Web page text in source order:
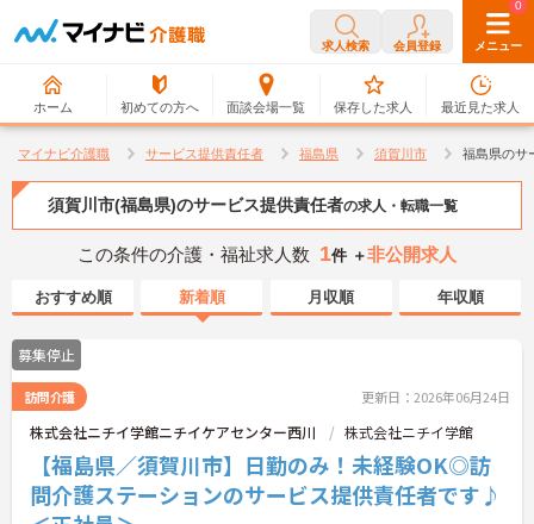
求人検索 会員登録 メニュー
ホーム 初めての方へ 面談会場一覧
0
保存した求人
0
最近見た求人
マイナビ介護職 サービス提供責任者 福島県 須賀川市 福島県のサ
須賀川市(福島県)のサービス提供責任者の求人・転職一覧
この条件の介護・福祉求人数 1件 ＋非公開求人
おすすめ順 新着順 月収順 年収順
募集停止
訪問介護 更新日：2026年06月24日
株式会社ニチイ学館ニチイケアセンター西川 株式会社ニチイ学館
【福島県／須賀川市】日勤のみ！未経験OK◎訪
問介護ステーションのサービス提供責任者です♪